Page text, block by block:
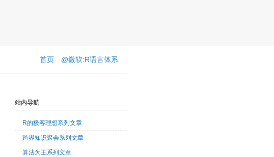
首页 @微软:R语言体系
站内导航
R的极客理想系列文章
跨界知识聚会系列文章
算法为王系列文章